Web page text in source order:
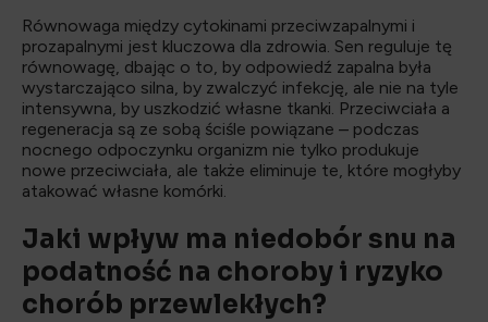
Równowaga między cytokinami przeciwzapalnymi i
prozapalnymi jest kluczowa dla zdrowia. Sen reguluje tę
równowagę, dbając o to, by odpowiedź zapalna była
wystarczająco silna, by zwalczyć infekcję, ale nie na tyle
intensywna, by uszkodzić własne tkanki. Przeciwciała a
regeneracja są ze sobą ściśle powiązane – podczas
nocnego odpoczynku organizm nie tylko produkuje
nowe przeciwciała, ale także eliminuje te, które mogłyby
atakować własne komórki.
Jaki wpływ ma niedobór snu na
podatność na choroby i ryzyko
chorób przewlekłych?